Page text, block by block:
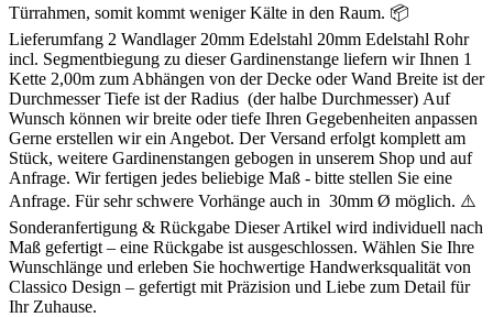
Türrahmen, somit kommt weniger Kälte in den Raum. 📦
Lieferumfang 2 Wandlager 20mm Edelstahl 20mm Edelstahl Rohr
incl. Segmentbiegung zu dieser Gardinenstange liefern wir Ihnen 1
Kette 2,00m zum Abhängen von der Decke oder Wand Breite ist der
Durchmesser Tiefe ist der Radius (der halbe Durchmesser) Auf
Wunsch können wir breite oder tiefe Ihren Gegebenheiten anpassen
Gerne erstellen wir ein Angebot. Der Versand erfolgt komplett am
Stück, weitere Gardinenstangen gebogen in unserem Shop und auf
Anfrage. Wir fertigen jedes beliebige Maß - bitte stellen Sie eine
Anfrage. Für sehr schwere Vorhänge auch in 30mm Ø möglich. ⚠️
Sonderanfertigung & Rückgabe Dieser Artikel wird individuell nach
Maß gefertigt – eine Rückgabe ist ausgeschlossen. Wählen Sie Ihre
Wunschlänge und erleben Sie hochwertige Handwerksqualität von
Classico Design – gefertigt mit Präzision und Liebe zum Detail für
Ihr Zuhause.